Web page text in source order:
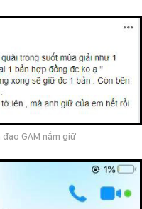
GAM nắm giữ